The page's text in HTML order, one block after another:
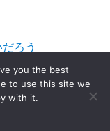
ろう
X
you the best
to use this site we
with it.